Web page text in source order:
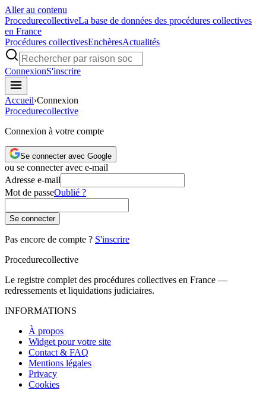
Aller au contenu
ProcedurecollectiveLa base de données des procédures collectives
en France
Procédures collectivesEnchèresActualités
ConnexionS'inscrire
Accueil›Connexion
Procedurecollective
Connexion à votre compte
Se connecter avec Google
ou se connecter avec e-mail
Adresse e-mail
Mot de passeOublié ?
Se connecter
Pas encore de compte ? S'inscrire
Procedurecollective
Le registre complet des procédures collectives en France —
redressements et liquidations judiciaires.
INFORMATIONS
À propos
Widget pour votre site
Contact & FAQ
Mentions légales
Privacy
Cookies